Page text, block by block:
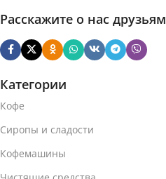
Расскажите о нас друзьям
Категории
Кофе
Сиропы и сладости
Кофемашины